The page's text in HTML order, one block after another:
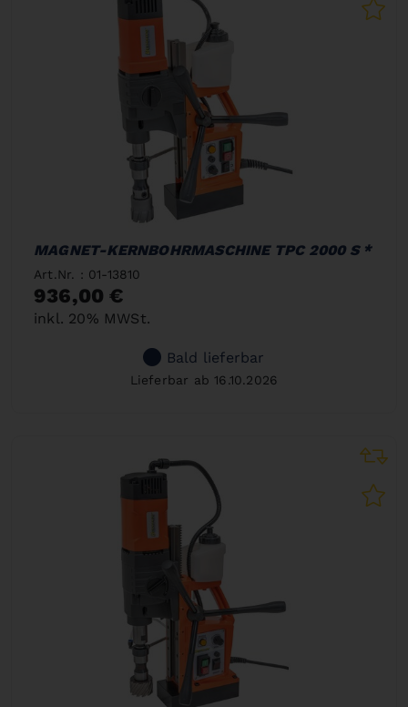
MAGNET-KERNBOHRMASCHINE TPC 2000 S *
Art.Nr. : 01-13810
936,00 €
inkl. 20% MWSt.
Bald lieferbar
Lieferbar ab 16.10.2026